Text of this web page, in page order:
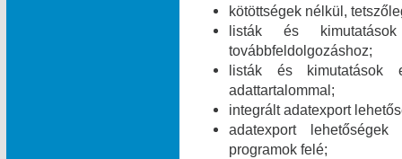
kötöttségek nélkül,
listák és
továbbfeldolgozáshoz;
listák és kimutatások
adattartalommal;
integrált adatexport
adatexport
programok felé;